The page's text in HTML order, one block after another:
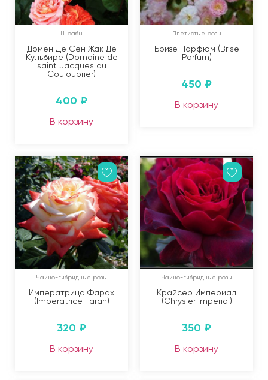
Шрабы
Домен Де Сен Жак Де
Кульбире (Domaine de
saint Jacques du
Couloubrier)
400 ₽
В корзину
Плетистые розы
Бризе Парфюм (Brise
Parfum)
450 ₽
В корзину
Чайно-гибридные розы
Императрица Фарах
(Imperatrice Farah)
320 ₽
В корзину
Чайно-гибридные розы
Крайсер Империал
(Chrysler Imperial)
350 ₽
В корзину